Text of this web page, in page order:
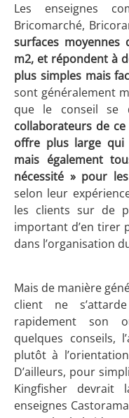
Les enseignes
Bricomarché,
surfaces moyennes
m2, et répondent à
plus simples mais
sont généralement
que le conseil se
collaborateurs de
offre plus large qui
mais également
nécessité » pour
selon leur
les clients sur de
important d’en tirer
dans l’organisation
Mais de manière
client ne
rapidement son
quelques conseils,
plutôt à
D’ailleurs, pour
Kingfisher devrait
enseignes